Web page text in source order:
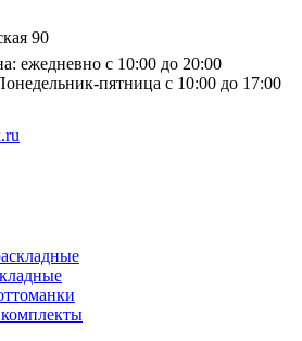
90
ежедневно с 10:00 до 20:00
пятница с 10:00 до 17:00